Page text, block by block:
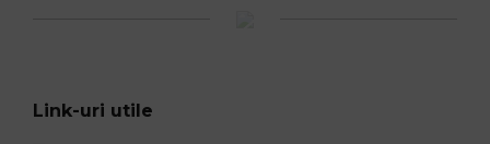
Link-uri utile